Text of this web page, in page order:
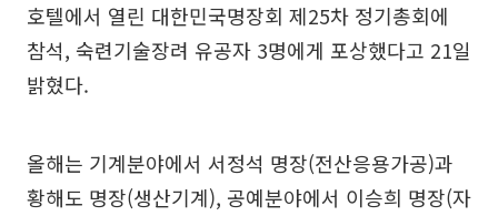
호텔에서 열린 대한민국명장회 제25차 정기총회에
참석, 숙련기술장려 유공자 3명에게 포상했다고 21일
밝혔다.
올해는 기계분야에서 서정석 명장(전산응용가공)과
황해도 명장(생산기계), 공예분야에서 이승희 명장(자